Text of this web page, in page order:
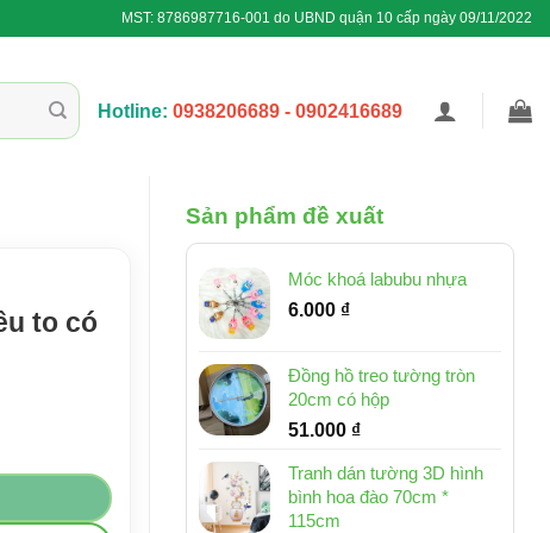
MST: 8786987716-001 do UBND quận 10 cấp ngày 09/11/2022
Hotline: 0938206689 - 0902416689
Sản phẩm đề xuất
Móc khoá labubu nhựa
6.000 ₫
Đồng hồ treo tường tròn
20cm có hộp
51.000 ₫
Tranh dán tường 3D hình
bình hoa đào 70cm *
115cm
to có
80cm số lượng